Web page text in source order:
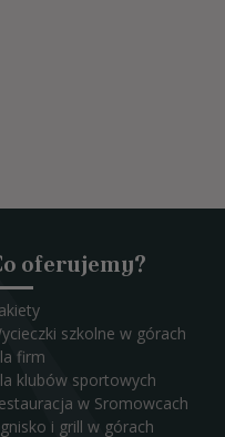
oferujemy?
szkolne w górach
firm
klubów sportowych
w Sromowcach
i grill w górach